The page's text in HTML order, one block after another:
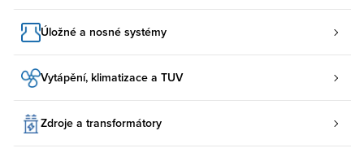
Úložné a nosné systémy
Vytápění, klimatizace a TUV
Zdroje a transformátory